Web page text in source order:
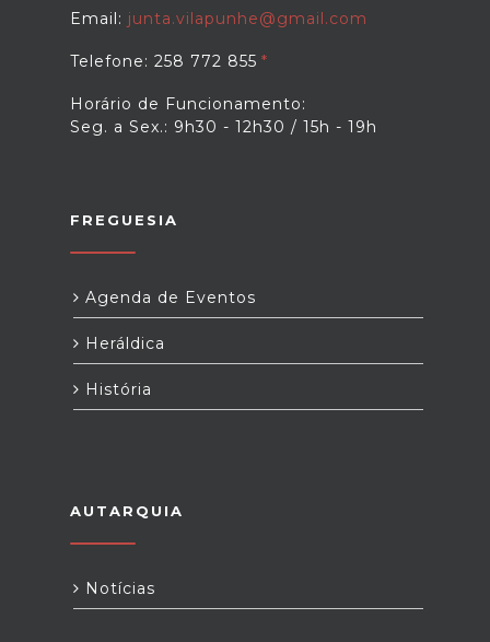
Email: junta.vilapunhe@gmail.com
Telefone: 258 772 855
Horário de Funcionamento:
Seg. a Sex.: 9h30 - 12h30 / 15h - 19h
FREGUESIA
Agenda de Eventos
Heráldica
História
AUTARQUIA
Notícias